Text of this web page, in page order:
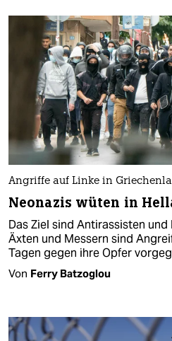
Angriffe auf Linke in
Neonazis wüten in
Das Ziel sind Antirassisten
Äxten und Messern sind
Tagen gegen ihre Opfer
Von Ferry Batzoglou